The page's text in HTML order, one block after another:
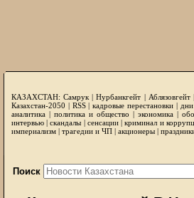
КАЗАХСТАН: Самрук |Нурбанкгейт | Аблязовгейт
Казахстан-2050 | RSS|кадровые перестановки|
аналитика | политика и общество | экономика |
интервью |скандалы | сенсации|криминал и
империализм | трагедии и ЧП | акционеры |
Поиск